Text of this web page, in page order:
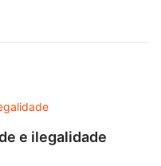
e ilegalidade